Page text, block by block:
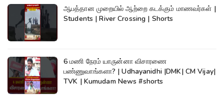
ஆபத்தான முறையில் ஆற்றை கடக்கும் மாணவர்கள் |
Students | River Crossing | Shorts
6 மணி நேரம் யாருன்னா விசாரணை
பண்ணுவாங்களா? | Udhayanidhi |DMK| CM Vijay|
TVK | Kumudam News #shorts